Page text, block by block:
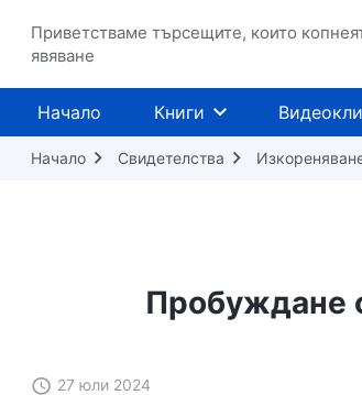
Приветстваме търсещите, които
явяване
Начало Книги
Начало Свидетелства
Пробуждане
27 юли 2024